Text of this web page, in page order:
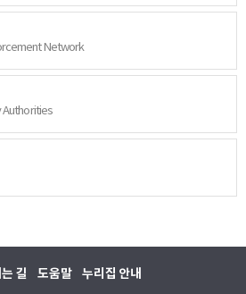
Network
Authorities
길 도움말 누리집 안내